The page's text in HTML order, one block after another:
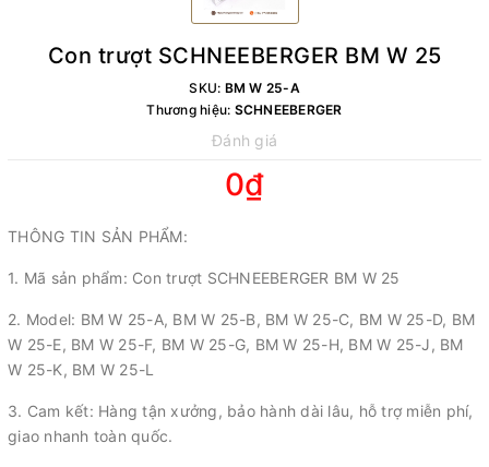
Con trượt SCHNEEBERGER BM W 25
SKU: BM W 25-A
Thương hiệu: SCHNEEBERGER
Đánh giá
0₫
THÔNG TIN SẢN PHẨM:
1. Mã sản phẩm: Con trượt SCHNEEBERGER BM W 25
2. Model: BM W 25-A, BM W 25-B, BM W 25-C, BM W 25-D, BM
W 25-E, BM W 25-F, BM W 25-G, BM W 25-H, BM W 25-J, BM
W 25-K, BM W 25-L
3. Cam kết: Hàng tận xưởng, bảo hành dài lâu, hỗ trợ miễn phí,
giao nhanh toàn quốc.